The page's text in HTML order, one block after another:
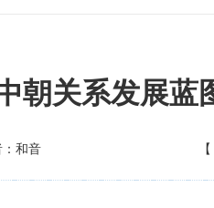
朝关系发展蓝
：和音 【